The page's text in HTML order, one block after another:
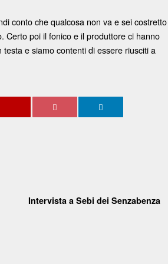
conto che qualcosa non va e sei costretto
Certo poi il fonico e il produttore ci hanno
e siamo contenti di essere riusciti a
Intervista a Sebi dei Senzabenza